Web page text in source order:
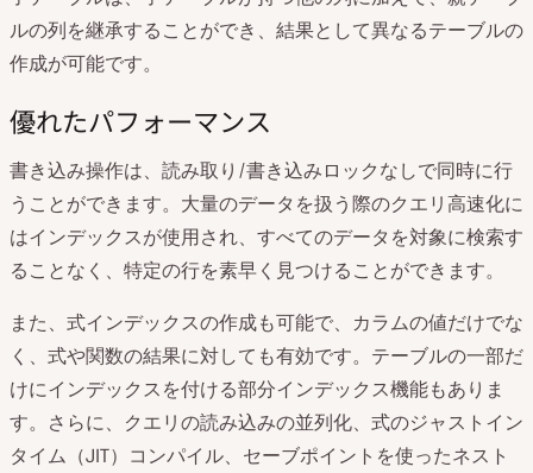
ルの列を継承することができ、結果として異なるテーブルの
作成が可能です。
優れたパフォーマンス
書き込み操作は、読み取り/書き込みロックなしで同時に行
うことができます。大量のデータを扱う際のクエリ高速化に
はインデックスが使用され、すべてのデータを対象に検索す
ることなく、特定の行を素早く見つけることができます。
また、式インデックスの作成も可能で、カラムの値だけでな
く、式や関数の結果に対しても有効です。テーブルの一部だ
けにインデックスを付ける部分インデックス機能もありま
す。さらに、クエリの読み込みの並列化、式のジャストイン
タイム（JIT）コンパイル、セーブポイントを使ったネスト